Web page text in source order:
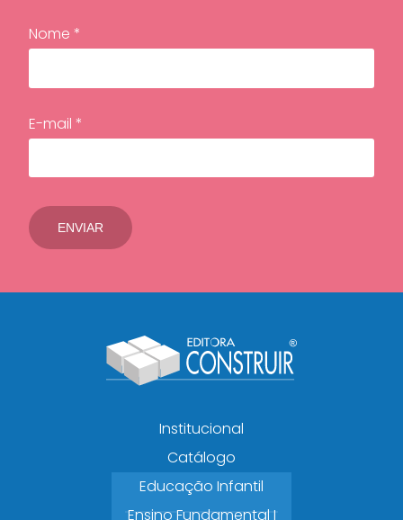
Nome *
E-mail *
Institucional
Catálogo
Educação Infantil
Ensino Fundamental I